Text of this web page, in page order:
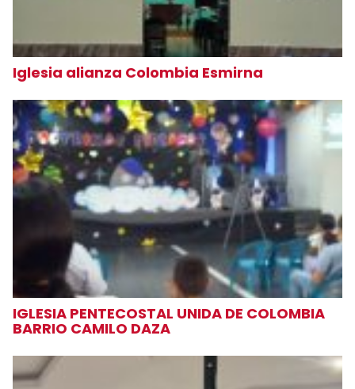
Iglesia alianza Colombia Esmirna
IGLESIA PENTECOSTAL UNIDA DE COLOMBIA
BARRIO CAMILO DAZA